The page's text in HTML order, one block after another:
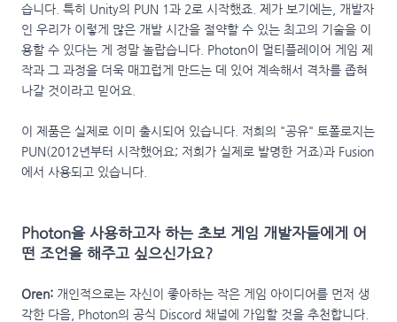
습니다. 특히 Unity의 PUN 1과 2로 시작했죠. 제가 보기에는, 개발자
인 우리가 이렇게 많은 개발 시간을 절약할 수 있는 최고의 기술을 이
용할 수 있다는 게 정말 놀랍습니다. Photon이 멀티플레이어 게임 제
작과 그 과정을 더욱 매끄럽게 만드는 데 있어 계속해서 격차를 좁혀
나갈 것이라고 믿어요.
이 제품은 실제로 이미 출시되어 있습니다. 저희의 "공유" 토폴로지는
PUN(2012년부터 시작했어요; 저희가 실제로 발명한 거죠)과 Fusion
에서 사용되고 있습니다.
Photon을 사용하고자 하는 초보 게임 개발자들에게 어
떤 조언을 해주고 싶으신가요?
Oren:개인적으로는 자신이 좋아하는 작은 게임 아이디어를 먼저 생
각한 다음, Photon의 공식 Discord 채널에 가입할 것을 추천합니다.